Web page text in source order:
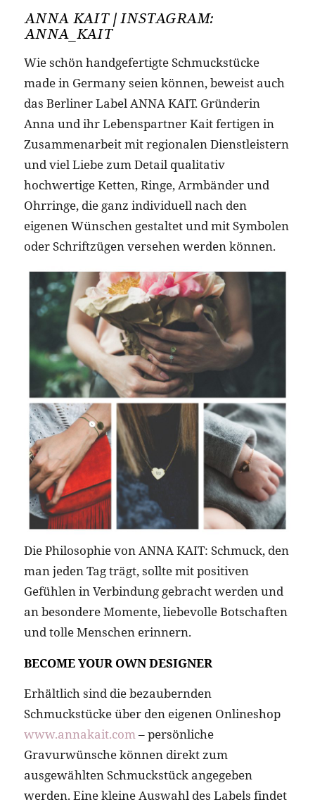
ANNA KAIT | INSTAGRAM:
ANNA_KAIT
Wie schön handgefertigte Schmuckstücke
made in Germany seien können, beweist auch
das Berliner Label ANNA KAIT. Gründerin
Anna und ihr Lebenspartner Kait fertigen in
Zusammenarbeit mit regionalen Dienstleistern
und viel Liebe zum Detail qualitativ
hochwertige Ketten, Ringe, Armbänder und
Ohrringe, die ganz individuell nach den
eigenen Wünschen gestaltet und mit Symbolen
oder Schriftzügen versehen werden können.
Die Philosophie von ANNA KAIT: Schmuck, den
man jeden Tag trägt, sollte mit positiven
Gefühlen in Verbindung gebracht werden und
an besondere Momente, liebevolle Botschaften
und tolle Menschen erinnern.
BECOME YOUR OWN DESIGNER
Erhältlich sind die bezaubernden
Schmuckstücke über den eigenen Onlineshop
www.annakait.com– persönliche
Gravurwünsche können direkt zum
ausgewählten Schmuckstück angegeben
werden. Eine kleine Auswahl des Labels findet